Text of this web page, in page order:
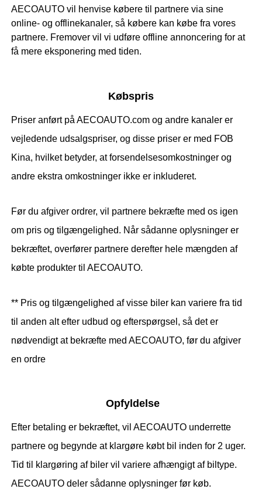
AECOAUTO vil henvise købere til partnere via sine
online- og offlinekanaler, så købere kan købe fra vores
partnere. Fremover vil vi udføre offline annoncering for at
få mere eksponering med tiden.
Købspris
Priser anført på AECOAUTO.com og andre kanaler er
vejledende udsalgspriser, og disse priser er med FOB
Kina, hvilket betyder, at forsendelsesomkostninger og
andre ekstra omkostninger ikke er inkluderet.
Før du afgiver ordrer, vil partnere bekræfte med os igen
om pris og tilgængelighed. Når sådanne oplysninger er
bekræftet, overfører partnere derefter hele mængden af ​​
købte produkter til AECOAUTO.
** Pris og tilgængelighed af visse biler kan variere fra tid
til anden alt efter udbud og efterspørgsel, så det er
nødvendigt at bekræfte med AECOAUTO, før du afgiver
en ordre
Opfyldelse
Efter betaling er bekræftet, vil AECOAUTO underrette
partnere og begynde at klargøre købt bil inden for 2 uger.
Tid til klargøring af biler vil variere afhængigt af biltype.
AECOAUTO deler sådanne oplysninger før køb.